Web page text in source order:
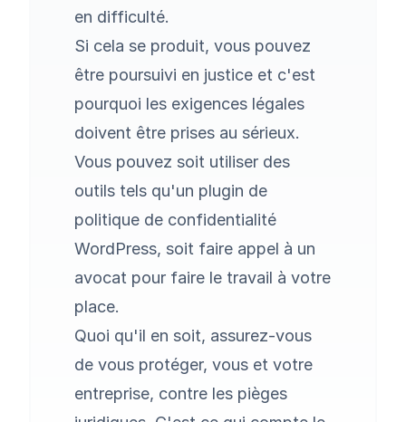
en difficulté.
Si cela se produit, vous pouvez
être poursuivi en justice et c'est
pourquoi les exigences légales
doivent être prises au sérieux.
Vous pouvez soit utiliser des
outils tels qu'un plugin de
politique de confidentialité
WordPress, soit faire appel à un
avocat pour faire le travail à votre
place.
Quoi qu'il en soit, assurez-vous
de vous protéger, vous et votre
entreprise, contre les pièges